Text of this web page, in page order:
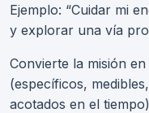
Ejemplo: “Cuidar mi
y explorar una vía
Convierte la misión en
(específicos,
acotados en el